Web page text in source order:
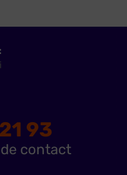
93
contact